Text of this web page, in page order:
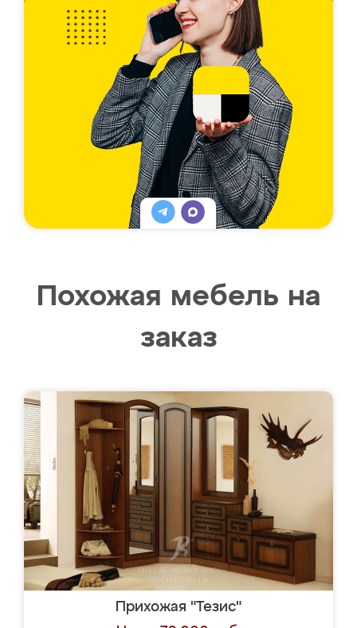
Похожая мебель на
заказ
Прихожая "Тезис"